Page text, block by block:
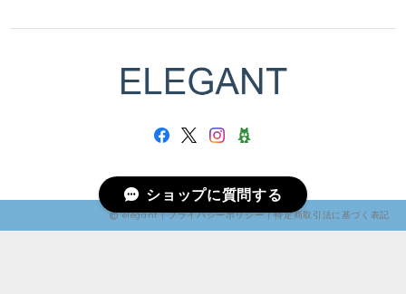
elegant |プライバシーポリシー|特定商取引法に基づく表記
ショップに質問する